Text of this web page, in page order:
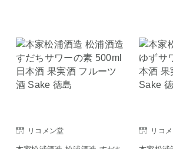
リコメン堂 リコ